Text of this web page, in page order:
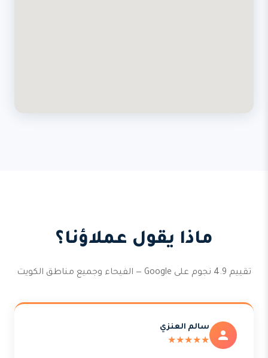
ماذا يقول عملاؤنا؟
تقييم 4.9 نجوم على Google — الفيحاء وجميع مناطق الكويت
سالم العنزي
★★★★★